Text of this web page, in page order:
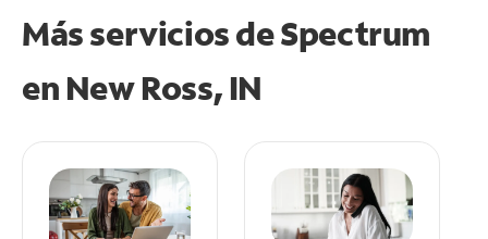
Más servicios de Spectrum
en New Ross, IN